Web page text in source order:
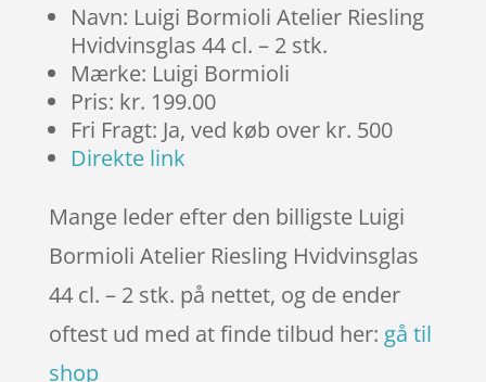
Navn: Luigi Bormioli Atelier Riesling
Hvidvinsglas 44 cl. – 2 stk.
Mærke: Luigi Bormioli
Pris: kr. 199.00
Fri Fragt: Ja, ved køb over kr. 500
Direkte link
Mange leder efter den billigste Luigi
Bormioli Atelier Riesling Hvidvinsglas
44 cl. – 2 stk. på nettet, og de ender
oftest ud med at finde tilbud her: gå til
shop